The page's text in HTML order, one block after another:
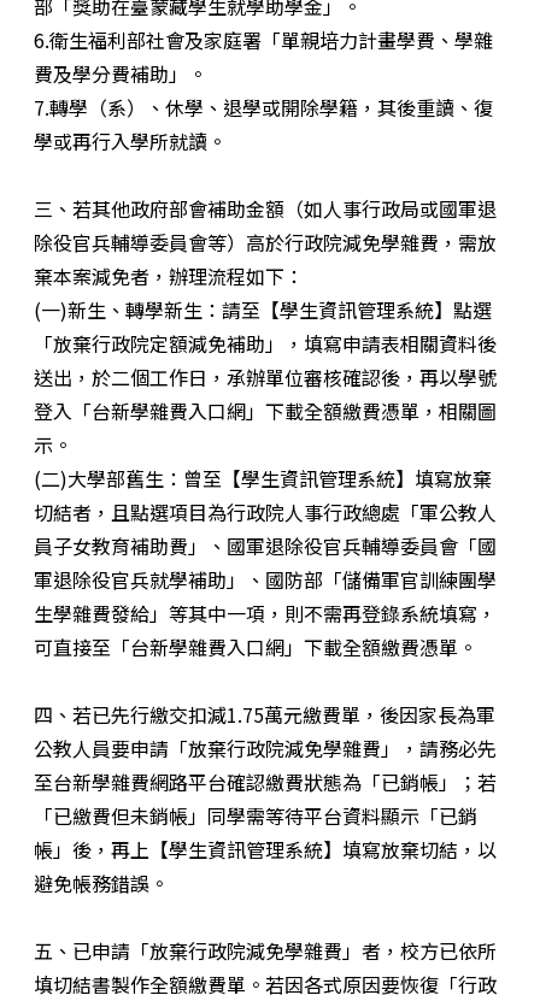
部「獎助在臺蒙藏學生就學助學金」。
6.衛生福利部社會及家庭署「單親培力計畫學費、學雜
費及學分費補助」。
7.轉學（系）、休學、退學或開除學籍，其後重讀、復
學或再行入學所就讀。
三、若其他政府部會補助金額（如人事行政局或國軍退
除役官兵輔導委員會等）高於行政院減免學雜費，需放
棄本案減免者，辦理流程如下：
(一)新生、轉學新生：請至【學生資訊管理系統】點選
「放棄行政院定額減免補助」，填寫申請表相關資料後
送出，於二個工作日，承辦單位審核確認後，再以學號
登入「台新學雜費入口網」下載全額繳費憑單，相關圖
示。
(二)大學部舊生：曾至【學生資訊管理系統】填寫放棄
切結者，且點選項目為行政院人事行政總處「軍公教人
員子女教育補助費」、國軍退除役官兵輔導委員會「國
軍退除役官兵就學補助」、國防部「儲備軍官訓練團學
生學雜費發給」等其中一項，則不需再登錄系統填寫，
可直接至「台新學雜費入口網」下載全額繳費憑單。
四、若已先行繳交扣減1.75萬元繳費單，後因家長為軍
公教人員要申請「放棄行政院減免學雜費」，請務必先
至台新學雜費網路平台確認繳費狀態為「已銷帳」；若
「已繳費但未銷帳」同學需等待平台資料顯示「已銷
帳」後，再上【學生資訊管理系統】填寫放棄切結，以
避免帳務錯誤。
五、已申請「放棄行政院減免學雜費」者，校方已依所
填切結書製作全額繳費單。若因各式原因要恢復「行政